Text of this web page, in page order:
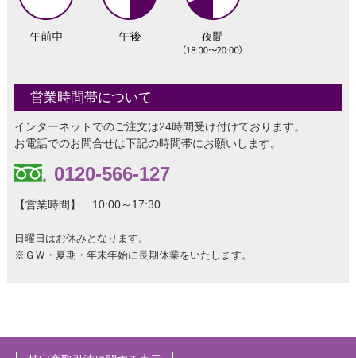
営業時間帯について
インターネットでのご注文は24時間受け付けております。
お電話でのお問合せは下記の時間帯にお願いします。
0120-566-127
【営業時間】 10:00～17:30
日曜日はお休みとなります。
※ＧＷ・夏期・年末年始に長期休業をいたします。